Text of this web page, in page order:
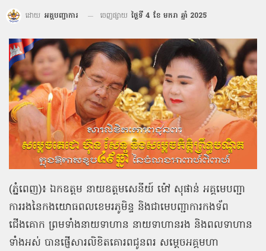
ដោយ អគ្គបញ្ជាការ ចេញផ្សាយ ថ្ងៃទី 4 ខែ មករា ឆ្នាំ 2025
(ភ្នំពេញ)៖ ឯកឧត្តម នាយឧត្តមសេនីយ៍ ម៉ៅ សុផាន់ អគ្គមេបញ្ជា
ការរងនៃកងយោធពលខេមរភូមិន្ទ និងជាមេបញ្ជាការកងទ័ព
ជើងគោក ព្រមទាំងនាយទាហាន នាយទាហានរង និងពលទាហាន
ទាំងអស់ បានផ្ញើសារលិខិតគោរពជូនពរ សម្ដេចអគ្គមហា